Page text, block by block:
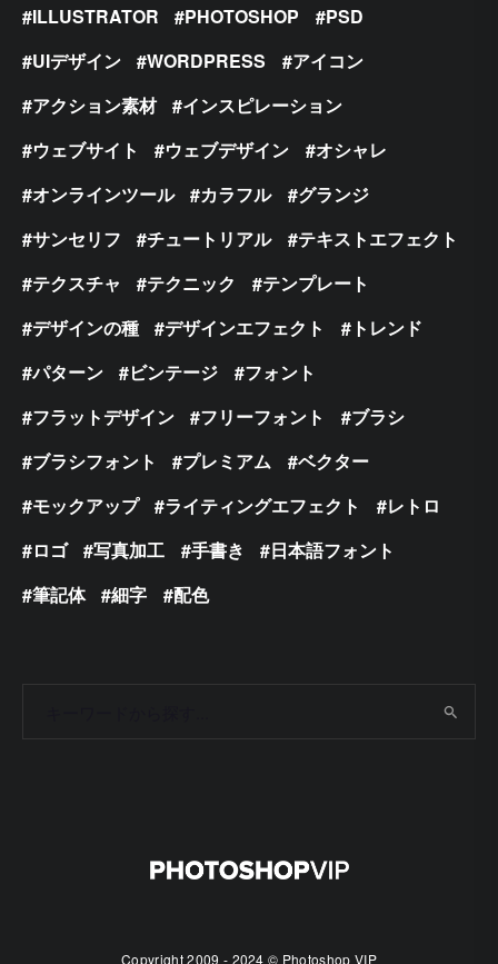
ILLUSTRATOR
PHOTOSHOP
PSD
UIデザイン
WORDPRESS
アイコン
アクション素材
インスピレーション
ウェブサイト
ウェブデザイン
オシャレ
オンラインツール
カラフル
グランジ
サンセリフ
チュートリアル
テキストエフェクト
テクスチャ
テクニック
テンプレート
デザインの種
デザインエフェクト
トレンド
パターン
ビンテージ
フォント
フラットデザイン
フリーフォント
ブラシ
ブラシフォント
プレミアム
ベクター
モックアップ
ライティングエフェクト
レトロ
ロゴ
写真加工 手書き
日本語フォント
筆記体
細字 配色
Copyright 2009 - 2024 © Photoshop VIP